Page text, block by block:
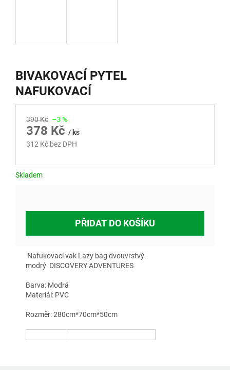
BIVAKOVACÍ PYTEL
NAFUKOVACÍ
390 Kč –3 %
378 Kč / ks
312 Kč bez DPH
Skladem
PŘIDAT DO KOŠÍKU
Nafukovací vak Lazy bag dvouvrstvý -
modrý DISCOVERY ADVENTURES
Barva: Modrá
Materiál: PVC
Rozměr: 280cm*70cm*50cm